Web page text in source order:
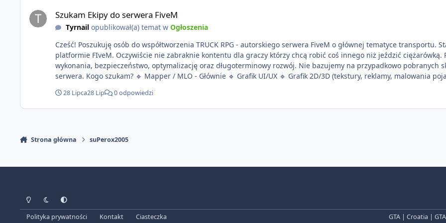
Szukam Ekipy do serwera FiveM
Tyrnailopublikował(a) temat w Ogłoszenia
Cześć! Poszukuję osób do współtworzenia TRUCK RPG - autorskiego serwera FiveM o głównej tematyce transportu. Staramy się odwzorować klimat z serwerów MTA/SAMP na
platformie FIveM. Oczywiście nie zabraknie kontentu dla graczy którzy chcą robić coś innego niż jeździć ciężarówką. Projekt tworzony jest od podstaw z naciskiem na jakość
wykonania, bezpieczeństwo, optymalizację oraz długoterminowy rozwój. Nie bazujemy na przypadkowo pobranych
serwera. Kogo szukam? 🔹 Mapper / MLO - Głównie 🔹 Grafik UI/UX 🔹 Grafik 2D/3D (tekstury, reklamy, malowania pojazdów) 🔹Testerów/Pomysłodawców bo jak wiadomo co 2
podejmowanie decyzji, możliwość rozwijania swoich umiejętności przy dużym projekcie. Reszte zawsze możemy dogadać. Nie oczekuję wieloletniego doświadczenia.
przede wszystkim chęci, zaangażowanie i regularny kontakt. Discord: tyrnail_27640
28 Lipca28 Lip 0 odpowiedzi
Strona główna suPerox2005
Tryb jasnyTryb ciemnyPreferencje systemowe
Polityka prywatności Kontakt Ciasteczka GTA | Croatia |